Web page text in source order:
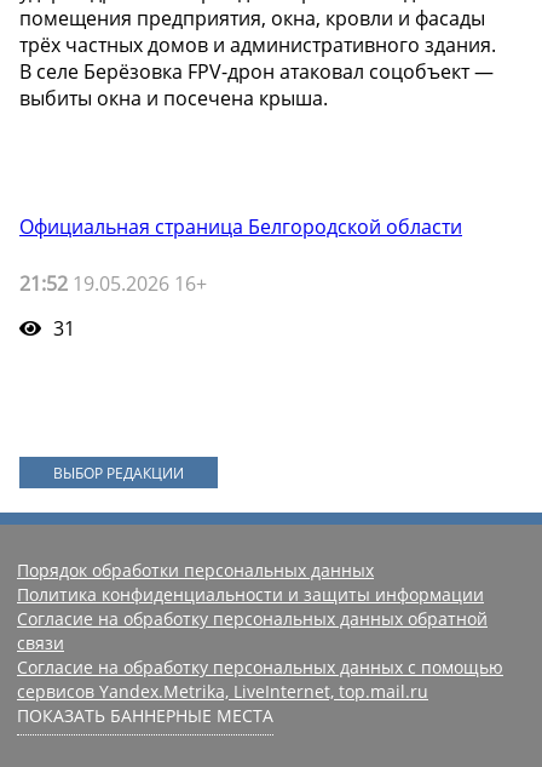
помещения предприятия, окна, кровли и фасады
трёх частных домов и административного здания.
В селе Берёзовка FPV-дрон атаковал соцобъект —
выбиты окна и посечена крыша.
Официальная страница Белгородской области
21:52 19.05.2026 16+
31
ВЫБОР РЕДАКЦИИ
Порядок обработки персональных данных
Политика конфиденциальности и защиты информации
Согласие на обработку персональных данных обратной
связи
Согласие на обработку персональных данных с помощью
сервисов Yandex.Metrika, LiveInternet, top.mail.ru
ПОКАЗАТЬ БАННЕРНЫЕ МЕСТА